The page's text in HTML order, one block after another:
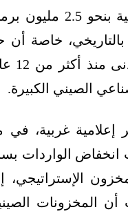
الواردات الصينية
خاصة أن
الصيني الكبيرة.
إعلامية غربية، في
انخفاض الواردات
الإستراتيجي،
أن المخزونات